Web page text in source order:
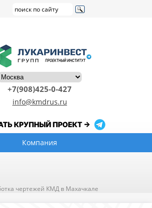
+7(908)425-0-427
info@kmdrus.ru
Компания
чертежей КМД в Махачкале